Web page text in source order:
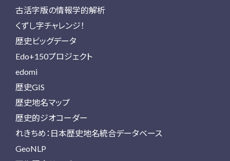
古活字版の情報学的解析
くずし字チャレンジ！
歴史ビッグデータ
Edo+150プロジェクト
edomi
歴史GIS
歴史地名マップ
歴史的ジオコーダー
れきちめ：日本歴史地名統合データベース
GeoNLP